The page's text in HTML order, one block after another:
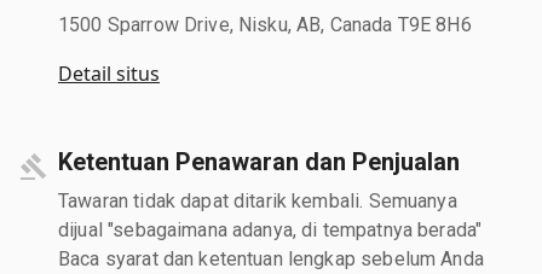
1500 Sparrow Drive, Nisku, AB, Canada T9E 8H6
Detail situs
Ketentuan Penawaran dan Penjualan
Tawaran tidak dapat ditarik kembali. Semuanya
dijual "sebagaimana adanya, di tempatnya berada"
Baca syarat dan ketentuan lengkap sebelum Anda